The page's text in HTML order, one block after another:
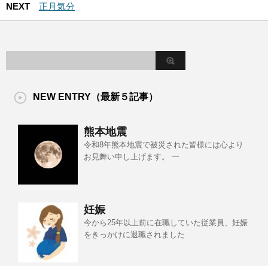
NEXT
正月気分
NEW ENTRY（最新５記事）
熊本地震
令和8年熊本地震で被災された皆様には心より
お見舞い申し上げます。 一
妊娠
今から25年以上前に在職していた従業員、妊娠
をきっかけに退職されました